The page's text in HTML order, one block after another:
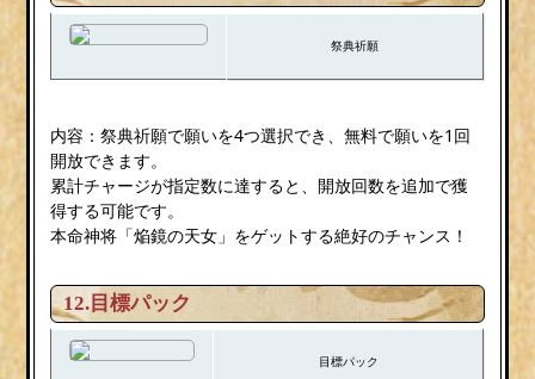
祭典祈願
内容：祭典祈願で願いを4つ選択でき、無料で願いを1回
開放できます。
累計チャージが指定数に達すると、開放回数を追加で獲
得する可能です。
本命神将「焔鏡の天女」をゲットする絶好のチャンス！
12.目標パック
目標パック